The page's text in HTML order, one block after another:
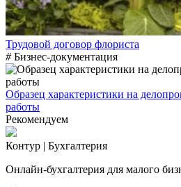
Трудовой договор флориста
# Бизнес-документация
Образец характеристики на
работы
Рекомендуем
Контур | Бухгалтерия
Онлайн-бухгалтерия для малого